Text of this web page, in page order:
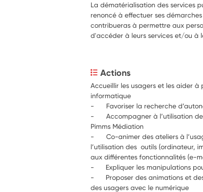
La dématérialisation des services
renoncé à effectuer ses
contribueras à permettre aux
d'accéder à leurs services et/ou à
Actions
Accueillir les usagers et les aider
informatique
-	Favoriser la recherche
-	Accompagner à l’utilisation
Pimms Médiation
-	Co-animer des ateliers à
l’utilisation des  outils (ordinateur,
aux différentes fonctionnalités (e-
-      Proposer des animations et
des usagers avec le numérique